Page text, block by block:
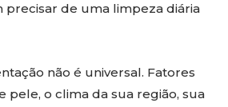
precisar de uma limpeza diária
não é universal. Fatores
pele, o clima da sua região, sua